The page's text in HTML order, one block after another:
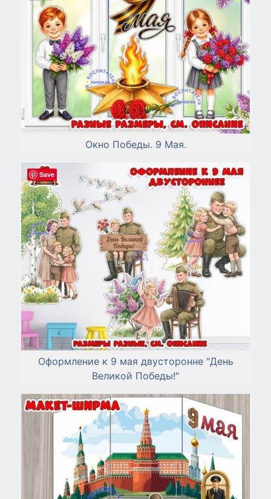
Окно Победы. 9 Мая.
Оформление к 9 мая двусторонне "День
Великой Победы!"
Save